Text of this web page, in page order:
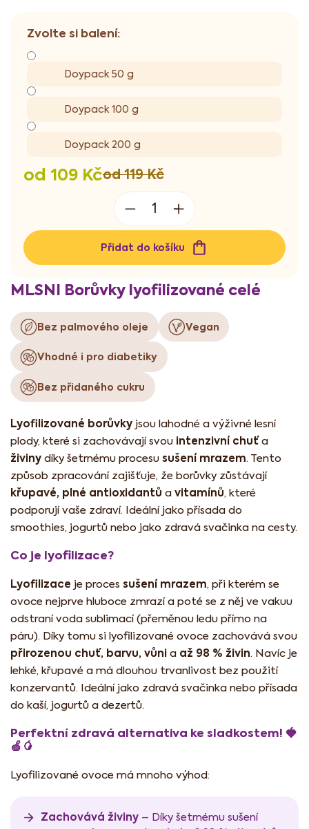
od 119 Kč
od 109 Kč
Doypack 50 g
Doypack 100 g
Doypack 200 g
Přidat do košíku
MLSNI Borůvky lyofilizované celé
Bez palmového oleje Vegan
Vhodné i pro diabetiky
Bez přidaného cukru
Lyofilizované borůvky jsou lahodné a výživné lesní
plody, které si zachovávají svou intenzivní chuťa
živiny díky šetrnému procesu sušení mrazem. Tento
způsob zpracování zajišťuje, že borůvky zůstávají
křupavé, plné antioxidantů a vitamínů, které
podporují vaše zdraví. Ideální jako přísada do
smoothies, jogurtů nebo jako zdravá svačinka na cesty.
Co je lyofilizace?
Lyofilizace je proces sušení mrazem, při kterém se
ovoce nejprve hluboce zmrazí a poté se z něj ve vakuu
odstraní voda sublimací (přeměnou ledu přímo na
páru). Díky tomu si lyofilizované ovoce zachovává svou
přirozenou chuť, barvu, vůni a až 98 % živin. Navíc je
lehké, křupavé a má dlouhou trvanlivost bez použití
konzervantů. Ideální jako zdravá svačinka nebo přísada
do kaší, jogurtů a dezertů.
Perfektní zdravá alternativa ke sladkostem! 🍓
🍏🥭
Lyofilizované ovoce má mnoho výhod:
Zachovává živiny – Díky šetrnému sušení